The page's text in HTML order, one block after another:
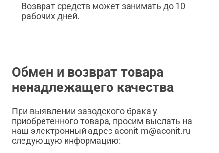
Возврат средств может занимать до 10
рабочих дней.
Обмен и возврат товара
ненадлежащего качества
При выявлении заводского брака у
приобретенного товара, просим выслать на
наш электронный адрес aconit-m@aconit.ru
следующую информацию: